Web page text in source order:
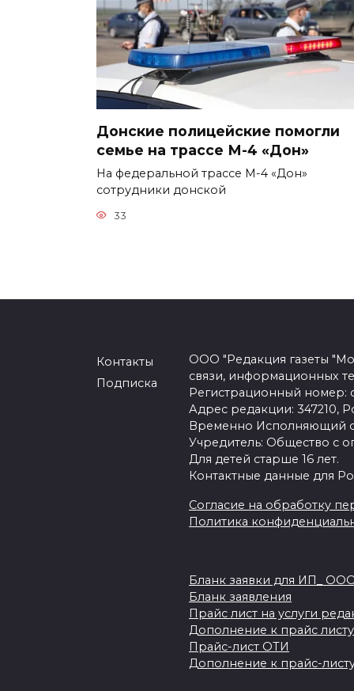
Донские полицейские помогли
семье на трассе М-4 «Дон»
На федеральной трассе М-4 «Дон»
сотрудники донской
33
Контакты
Подписка
ООО "Редакция газеты
связи, информационных
Регистрационный номер:
Адрес редакции: 347210,
Временно Исполняющий
Учредитель: Общество с
Для детей старше 16 лет.
Контактные данные для
Согласие на обработку
Политика
Бланк заявки для ИП_
Бланк заявления
Прайс лист на услуги
Дополнение к прайс
Прайс-лист ОТИ
Дополнение к прайс-